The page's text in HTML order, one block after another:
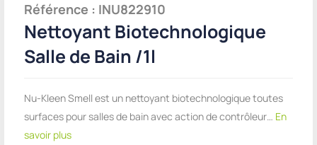
Référence : INU822910
Nettoyant Biotechnologique
Salle de Bain /1l
Nu-Kleen Smell est un nettoyant biotechnologique toutes
surfaces pour salles de bain avec action de contrôleur… En
savoir plus